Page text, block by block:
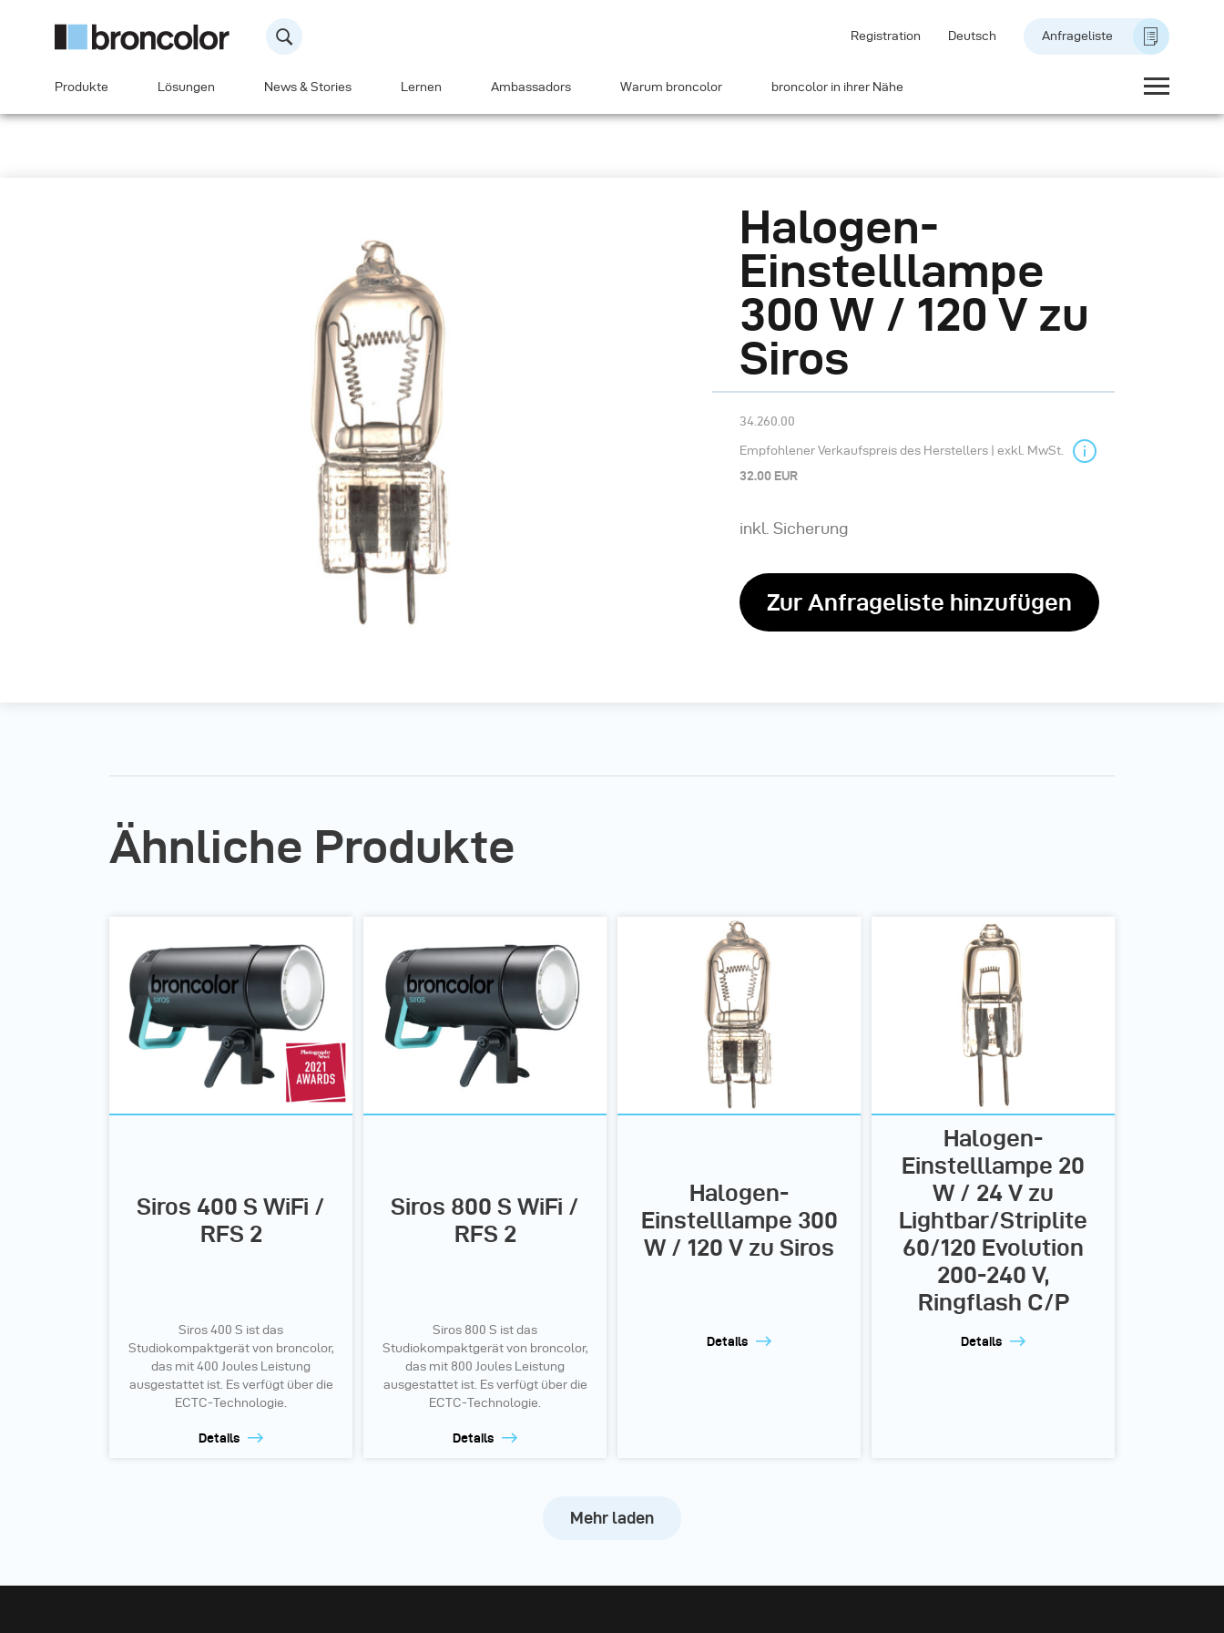
Registration Deutsch Anfrageliste
Produkte Lösungen News & Stories Lernen Ambassadors Warum broncolor broncolor in ihrer Nähe
Halogen-
Einstelllampe
300 W / 120 V zu
Siros
34.260.00
Empfohlener Verkaufspreis des Herstellers | exkl. MwSt.
32.00 EUR
inkl. Sicherung
Zur Anfrageliste hinzufügen
Ähnliche Produkte
Siros 400 S WiFi /
RFS 2
Siros 400 S ist das
Studiokompaktgerät von broncolor,
das mit 400 Joules Leistung
ausgestattet ist. Es verfügt über die
ECTC-Technologie.
Details
Siros 800 S WiFi /
RFS 2
Siros 800 S ist das
Studiokompaktgerät von broncolor,
das mit 800 Joules Leistung
ausgestattet ist. Es verfügt über die
ECTC-Technologie.
Details
Halogen-
Einstelllampe 300
W / 120 V zu Siros
Details
Halogen-
Einstelllampe 20
W / 24 V zu
Lightbar/Striplite
60/120 Evolution
200-240 V,
Ringflash C/P
Details
Mehr laden